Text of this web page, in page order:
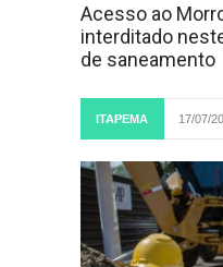
Acesso ao
interditado
de saneamento
ITAPEMA 17/07/